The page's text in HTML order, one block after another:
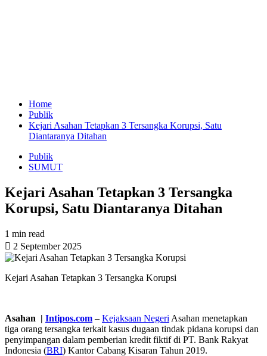
Home
Publik
Kejari Asahan Tetapkan 3 Tersangka Korupsi, Satu
Diantaranya Ditahan
Publik
SUMUT
Kejari Asahan Tetapkan 3 Tersangka
Korupsi, Satu Diantaranya Ditahan
1 min read
2 September 2025
Kejari Asahan Tetapkan 3 Tersangka Korupsi
Asahan | Intipos.com – Kejaksaan Negeri Asahan menetapkan
tiga orang tersangka terkait kasus dugaan tindak pidana korupsi dan
penyimpangan dalam pemberian kredit fiktif di PT. Bank Rakyat
Indonesia (BRI) Kantor Cabang Kisaran Tahun 2019.